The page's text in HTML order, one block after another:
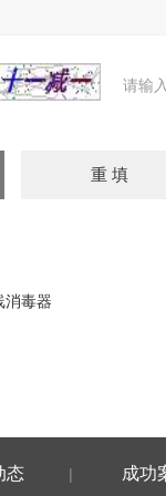
请输
消毒器
态 | 成功